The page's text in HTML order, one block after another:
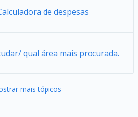
de despesas
qual área mais procurada.
mais tópicos